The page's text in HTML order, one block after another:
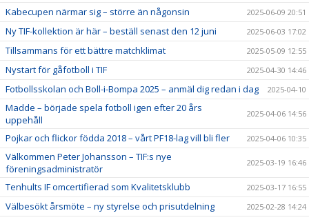
Kabecupen närmar sig – större än någonsin 2025-06-09 20:51
Ny TIF-kollektion är här – beställ senast den 12 juni 2025-06-03 17:02
Tillsammans för ett bättre matchklimat 2025-05-09 12:55
Nystart för gåfotboll i TIF 2025-04-30 14:46
Fotbollsskolan och Boll-i-Bompa 2025 – anmäl dig redan i dag 2025-04-10
Madde – började spela fotboll igen efter 20 års
uppehåll
2025-04-06 14:56
Pojkar och flickor födda 2018 – vårt PF18-lag vill bli fler 2025-04-06 10:35
Välkommen Peter Johansson – TIF:s nye
föreningsadministratör
2025-03-19 16:46
Tenhults IF omcertifierad som Kvalitetsklubb 2025-03-17 16:55
Välbesökt årsmöte – ny styrelse och prisutdelning 2025-02-28 14:24